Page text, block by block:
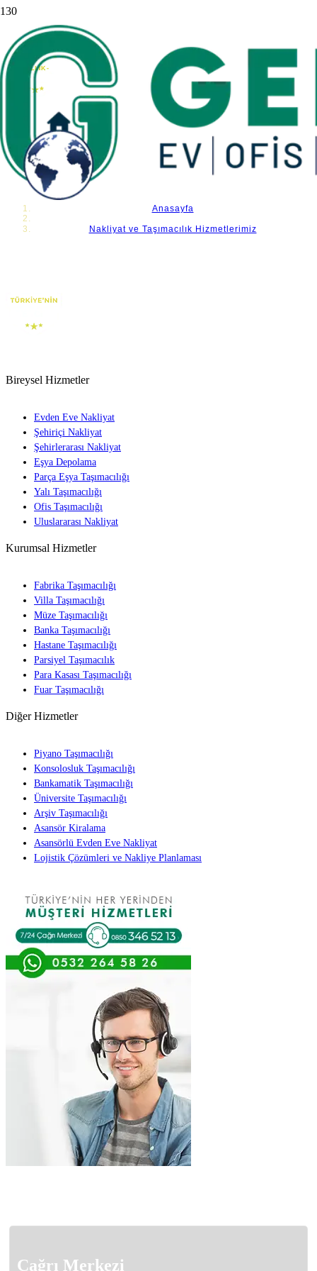
Nakliyat ve Taşımacılık Hizmetlerimiz
Anasayfa
Nakliyat ve Taşımacılık Hizmetlerimiz
Bireysel Hizmetler
Evden Eve Nakliyat
Şehiriçi Nakliyat
Şehirlerarası Nakliyat
Eşya Depolama
Parça Eşya Taşımacılığı
Yalı Taşımacılığı
Ofis Taşımacılığı
Uluslararası Nakliyat
Kurumsal Hizmetler
Fabrika Taşımacılığı
Villa Taşımacılığı
Müze Taşımacılığı
Banka Taşımacılığı
Hastane Taşımacılığı
Parsiyel Taşımacılık
Para Kasası Taşımacılığı
Fuar Taşımacılığı
Diğer Hizmetler
Piyano Taşımacılığı
Konsolosluk Taşımacılığı
Bankamatik Taşımacılığı
Üniversite Taşımacılığı
Arşiv Taşımacılığı
Asansör Kiralama
Asansörlü Evden Eve Nakliyat
Lojistik Çözümleri ve Nakliye Planlaması
Çağrı Merkezi